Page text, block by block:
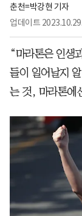
춘천=박강현 기자
업데이트
“마라톤은 인생
들이 일어날지
는 것, 마라톤에